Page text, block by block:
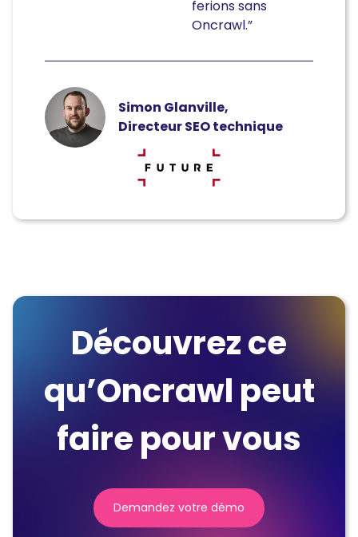
ferions sans
Oncrawl.”
Simon Glanville,
Directeur SEO technique
Découvrez ce
qu’Oncrawl peut
faire pour vous
Demandez votre démo
(nouvelle
fenêtre)